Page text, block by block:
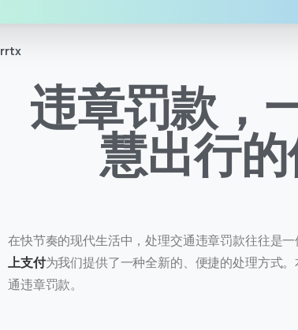
rrtx
违章罚款，
慧出行
在快节奏的现代生活中，处理交通违章罚款往往是
上支付为我们提供了一种全新的、便捷的处理方式
通违章罚款。